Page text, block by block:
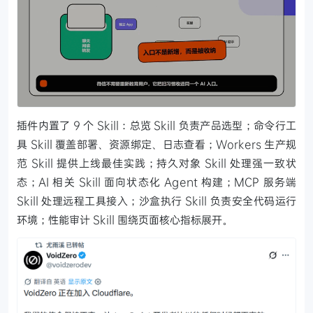
插件内置了 9 个 Skill：总览 Skill 负责产品选型；命令行工
具 Skill 覆盖部署、资源绑定、日志查看；Workers 生产规
范 Skill 提供上线最佳实践；持久对象 Skill 处理强一致状
态；AI 相关 Skill 面向状态化 Agent 构建；MCP 服务端
Skill 处理远程工具接入；沙盒执行 Skill 负责安全代码运行
环境；性能审计 Skill 围绕页面核心指标展开。